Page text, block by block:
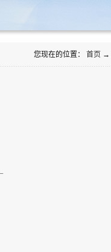
您现在的位置： 首页 →